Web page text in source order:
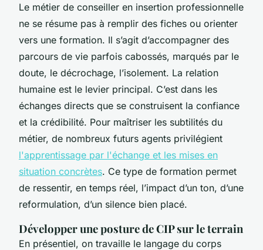
Le métier de conseiller en insertion professionnelle
ne se résume pas à remplir des fiches ou orienter
vers une formation. Il s’agit d’accompagner des
parcours de vie parfois cabossés, marqués par le
doute, le décrochage, l’isolement. La relation
humaine est le levier principal. C’est dans les
échanges directs que se construisent la confiance
et la crédibilité. Pour maîtriser les subtilités du
métier, de nombreux futurs agents privilégient
l'apprentissage par l'échange et les mises en
situation concrètes. Ce type de formation permet
de ressentir, en temps réel, l’impact d’un ton, d’une
reformulation, d’un silence bien placé.
Développer une posture de CIP sur le terrain
En présentiel, on travaille le langage du corps